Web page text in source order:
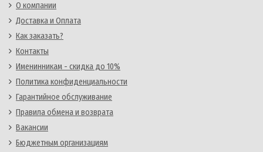
О компании
Доставка и Оплата
Как заказать?
Контакты
Именинникам - скидка до 10%
Политика конфиденциальности
Гарантийное обслуживание
Правила обмена и возврата
Вакансии
Бюджетным организациям